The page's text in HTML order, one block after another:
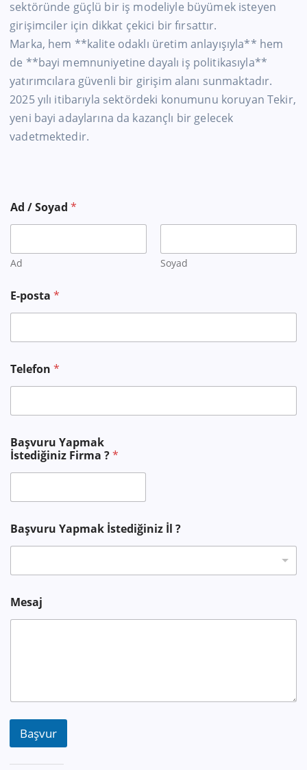
sektöründe güçlü bir iş modeliyle büyümek isteyen
girişimciler için dikkat çekici bir fırsattır.
Marka, hem **kalite odaklı üretim anlayışıyla** hem
de **bayi memnuniyetine dayalı iş politikasıyla**
yatırımcılara güvenli bir girişim alanı sunmaktadır.
2025 yılı itibarıyla sektördeki konumunu koruyan Tekir,
yeni bayi adaylarına da kazançlı bir gelecek
vadetmektedir.
Ad / Soyad*
Ad Soyad
E-posta*
Telefon*
Başvuru Yapmak
İstediğiniz Firma ?*
Başvuru Yapmak İstediğiniz İl ?
e
l
m
k
*
Mesaj
Başvur